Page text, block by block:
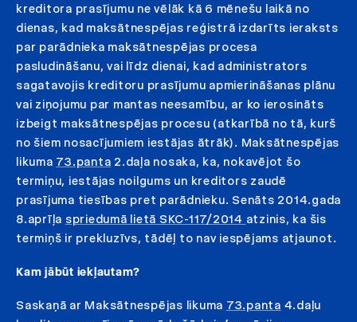
kreditora prasījumu ne vēlāk kā 6 mēnešu laikā no
dienas, kad maksātnespējas reģistrā izdarīts ieraksts
par parādnieka maksātnespējas procesa
pasludināšanu, vai līdz dienai, kad administrators
sagatavojis kreditoru prasījumu apmierināšanas plānu
vai ziņojumu par mantas neesamību, ar ko ierosināts
izbeigt maksātnespējas procesu (atkarībā no tā, kurš
no šiem nosacījumiem iestājas ātrāk). Maksātnespējas
likuma 73.panta 2.daļa nosaka, ka, nokavējot šo
termiņu, iestājas noilgums un kreditors zaudē
prasījuma tiesības pret parādnieku. Senāts 2014.gada
8.aprīļa spriedumā lietā SKC-117/2014 atzinis, ka šis
termiņš ir prekluzīvs, tādēļ to nav iespējams atjaunot.
Kam jābūt iekļautam?
Saskaņā ar Maksātnespējas likuma 73.panta 4.daļu